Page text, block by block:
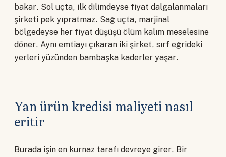
bakar. Sol uçta, ilk dilimdeyse fiyat dalgalanmaları
şirketi pek yıpratmaz. Sağ uçta, marjinal
bölgedeyse her fiyat düşüşü ölüm kalım meselesine
döner. Aynı emtiayı çıkaran iki şirket, sırf eğrideki
yerleri yüzünden bambaşka kaderler yaşar.
Yan ürün kredisi maliyeti nasıl
eritir
Burada işin en kurnaz tarafı devreye girer. Bir